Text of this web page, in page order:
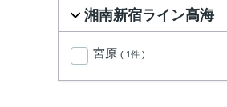
湘南新宿ライン高海
宮原 ( 1件 )